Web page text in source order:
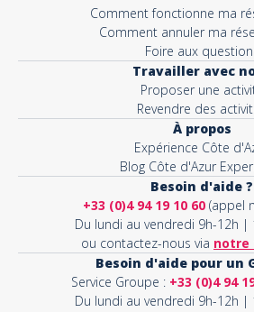
Comment fonctionne ma
Comment annuler ma
Foire aux
Travailler avec
Proposer une
Revendre des
À propos
Expérience Côte
Blog Côte d'Azur
Besoin d'aide ?
+33 (0)4 94 19 10 60 (appel
Du lundi au vendredi 9h-12h |
ou contactez-nous via notre
Besoin d'aide pour un
Service Groupe : +33 (0)4 94
Du lundi au vendredi 9h-12h |